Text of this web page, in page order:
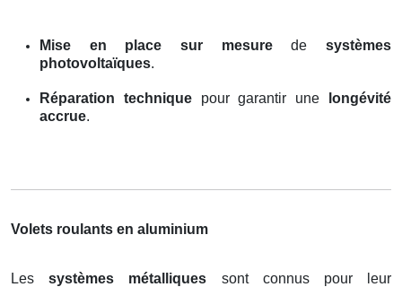
Mise en place sur mesuredesystèmes
photovoltaïques.
Réparation techniquepour garantir une
longévité
accrue.
Volets roulants en aluminium
Lessystèmes métalliques sont connus pour leur